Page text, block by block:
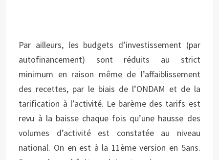
Par ailleurs, les budgets d’investissement (par
autofinancement) sont réduits au strict
minimum en raison même de l’affaiblissement
des recettes, par le biais de l’ONDAM et de la
tarification à l’activité. Le barème des tarifs est
revu à la baisse chaque fois qu’une hausse des
volumes d’activité est constatée au niveau
national. On en est à la 11ème version en 5ans.